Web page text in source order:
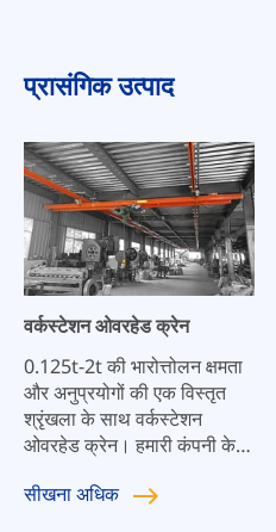
प्रासंगिक उत्पाद
वर्कस्टेशन ओवरहेड क्रेन
0.125t-2t की भारोत्तोलन क्षमता
और अनुप्रयोगों की एक विस्तृत
श्रृंखला के साथ वर्कस्टेशन
ओवरहेड क्रेन। हमारी कंपनी के
बड़ा लाभ यह है कि इसे आसानी से
सीखनाअधिक